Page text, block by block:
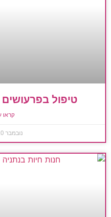
טיפול
קראו
נובמבר 10, 2021